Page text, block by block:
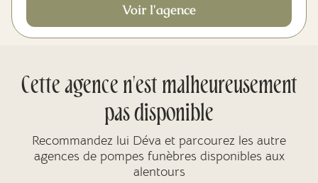
Voir l'agence
Cette agence n'est malheureusement
pas disponible
Recommandez lui Déva et parcourez les autre
agences de pompes funèbres disponibles aux
alentours